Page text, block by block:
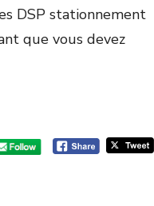
DSP stationnement
que vous devez